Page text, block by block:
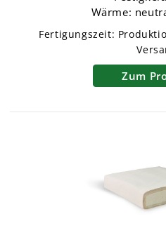
Wärme:
Fertigungszeit:
Zum